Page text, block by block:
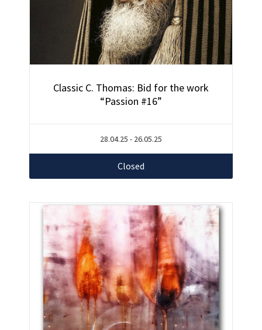
Classic C. Thomas: Bid for the work
“Passion #16”
28.04.25 - 26.05.25
Closed